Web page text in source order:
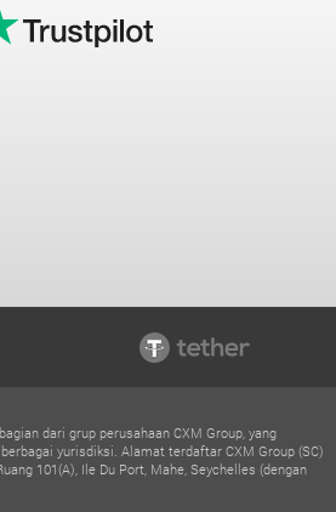
dari grup perusahaan CXM Group, yang
yurisdiksi. Alamat terdaftar CXM Group (SC)
101(A), Ile Du Port, Mahe, Seychelles (dengan